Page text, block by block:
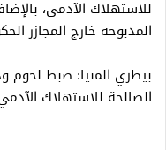
المذبوحة خارج المجازر
بيطري المنيا: ضبط لحوم
الصالحة للاستهلاك